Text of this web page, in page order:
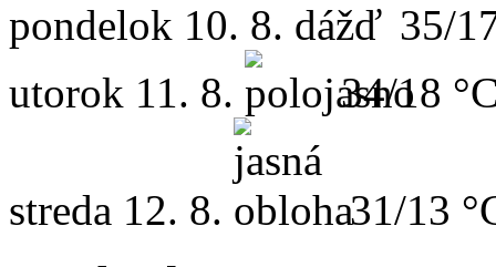
pondelok 10. 8.
35/
utorok 11. 8. 34/18
streda 12. 8. 31/13